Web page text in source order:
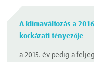
A klímaváltozás a
kockázati tényezője
a 2015. év pedig a